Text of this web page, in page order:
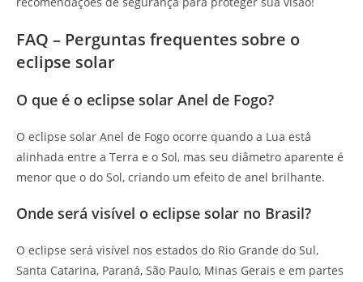
FAQ – Perguntas frequentes sobre o
eclipse solar
O que é o eclipse solar Anel de Fogo?
O eclipse solar Anel de Fogo ocorre quando a Lua está
alinhada entre a Terra e o Sol, mas seu diâmetro aparente é
menor que o do Sol, criando um efeito de anel brilhante.
Onde será visível o eclipse solar no Brasil?
O eclipse será visível nos estados do Rio Grande do Sul,
Santa Catarina, Paraná, São Paulo, Minas Gerais e em partes